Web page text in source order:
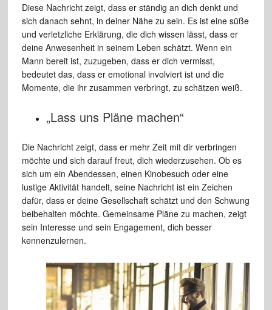
Diese Nachricht zeigt, dass er ständig an dich denkt und
sich danach sehnt, in deiner Nähe zu sein. Es ist eine süße
und verletzliche Erklärung, die dich wissen lässt, dass er
deine Anwesenheit in seinem Leben schätzt. Wenn ein
Mann bereit ist, zuzugeben, dass er dich vermisst,
bedeutet das, dass er emotional involviert ist und die
Momente, die ihr zusammen verbringt, zu schätzen weiß.
„Lass uns Pläne machen“
Die Nachricht zeigt, dass er mehr Zeit mit dir verbringen
möchte und sich darauf freut, dich wiederzusehen. Ob es
sich um ein Abendessen, einen Kinobesuch oder eine
lustige Aktivität handelt, seine Nachricht ist ein Zeichen
dafür, dass er deine Gesellschaft schätzt und den Schwung
beibehalten möchte. Gemeinsame Pläne zu machen, zeigt
sein Interesse und sein Engagement, dich besser
kennenzulernen.